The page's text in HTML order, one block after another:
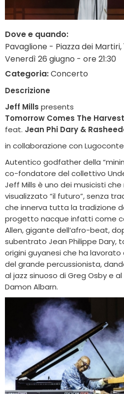
Dove e quando:
Pavaglione - Piazza dei Martiri,
Venerdì 26 giugno - ore 21:30
Categoria:Concerto
Descrizione
Jeff Mills presents
Tomorrow Comes The Harvest
feat. Jean Phi Dary &
in collaborazione con
Autentico godfather della
co-fondatore del collettivo
Jeff Mills è uno dei musicisti
visualizzato “il futuro”, senza
che innerva tutta la tradizione
progetto nacque infatti come
Allen, gigante dell’afro-beat,
subentrato Jean Philippe Dary,
origini guyanesi che ha
del grande percussionista,
al jazz sinuoso di Greg Osby e
Damon Albarn.